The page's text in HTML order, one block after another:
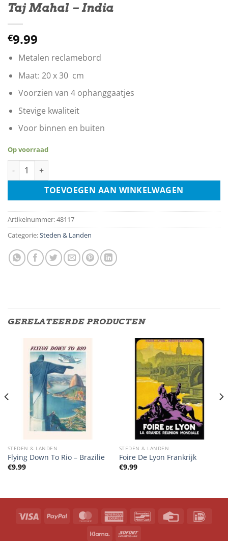
Taj Mahal – India
€9.99
Metalen reclamebord
Maat: 20 x 30 cm
Voorzien van 4 ophanggaatjes
Stevige kwaliteit
Voor binnen en buiten
Op voorraad
Taj Mahal - India aantal
TOEVOEGEN AAN WINKELWAGEN
Artikelnummer:48117
Categorie:Steden & Landen
GERELATEERDE PRODUCTEN
STEDEN & LANDEN
Flying Down To Rio – Brazilie
€9.99
STEDEN & LANDEN
Foire De Lyon Frankrijk
€9.99